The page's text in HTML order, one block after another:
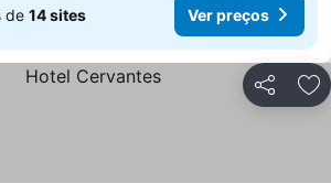
de 14 sites Ver preços
Partilhar